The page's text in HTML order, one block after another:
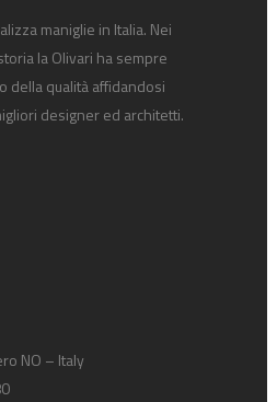
maniglie in Italia. Nei
la Olivari ha sempre
della qualità affidandosi
designer ed architetti.
NO – Italy